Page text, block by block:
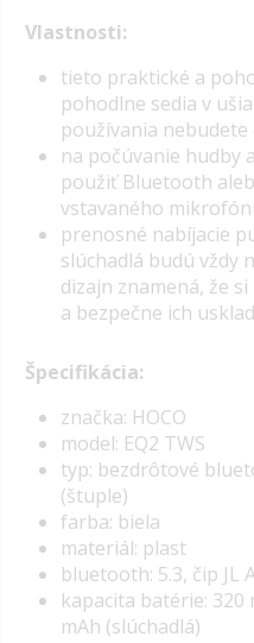
Vlastnosti:
tieto praktické a
pohodlne sedia v
používania
na počúvanie hudby
použiť Bluetooth
vstavaného
prenosné nabíjacie
slúchadlá budú vždy
dizajn znamená, že
a bezpečne ich
Špecifikácia:
značka: HOCO
model: EQ2 TWS
typ: bezdrôtové
(štuple)
farba: biela
materiál: plast
bluetooth: 5.3, čip JL
kapacita batérie: 320
mAh (slúchadlá)